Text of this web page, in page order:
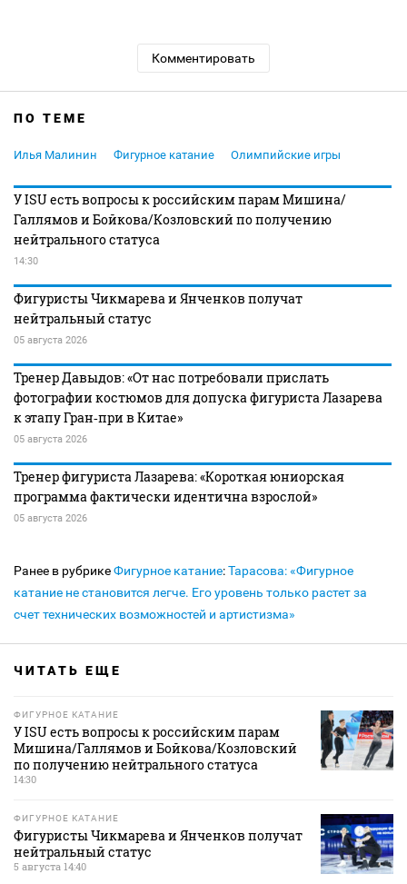
Комментировать
ПО ТЕМЕ
Илья Малинин Фигурное катание Олимпийские игры
У ISU есть вопросы к российским парам Мишина/
Галлямов и Бойкова/Козловский по получению
нейтрального статуса
14:30
Фигуристы Чикмарева и Янченков получат
нейтральный статус
05 августа 2026
Тренер Давыдов: «От нас потребовали прислать
фотографии костюмов для допуска фигуриста Лазарева
к этапу Гран‑при в Китае»
05 августа 2026
Тренер фигуриста Лазарева: «Короткая юниорская
программа фактически идентична взрослой»
05 августа 2026
Ранее в рубрикеФигурное катание:Тарасова: «Фигурное
катание не становится легче. Его уровень только растет за
счет технических возможностей и артистизма»
ЧИТАТЬ ЕЩЕ
ФИГУРНОЕ КАТАНИЕ
У ISU есть вопросы к российским парам
Мишина/Галлямов и Бойкова/Козловский
по получению нейтрального статуса
14:30
ФИГУРНОЕ КАТАНИЕ
Фигуристы Чикмарева и Янченков получат
нейтральный статус
5 августа 14:40